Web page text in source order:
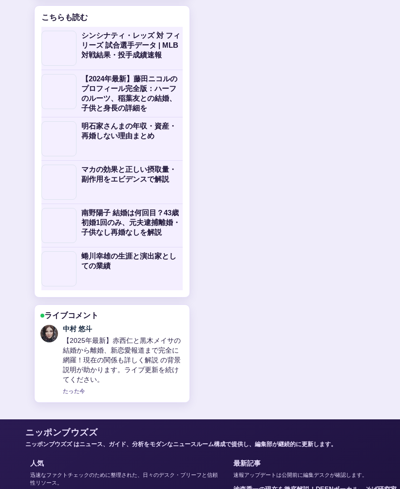
こちらも読む
シンシナティ・レッズ 対 フィ
リーズ 試合選手データ | MLB
対戦結果・投手成績速報
【2024年最新】藤田ニコルの
プロフィール完全版：ハーフ
のルーツ、稲葉友との結婚、
子供と身長の詳細を
明石家さんまの年収・資産・
再婚しない理由まとめ
マカの効果と正しい摂取量・
副作用をエビデンスで解説
南野陽子 結婚は何回目？43歳
初婚1回のみ、元夫逮捕離婚・
子供なし再婚なしを解説
蜷川幸雄の生涯と演出家とし
ての業績
ライブコメント
山本 葵
池森秀一の現在を徹底解説！DEENボー
カル、そば研究家、YouTuberとしての
活動、年齢、結婚、年収、叙々苑カッ
プ参加まで の報道は丁寧で、流れを追
いやすいです。
3 分前
ニッポンブウズズ
ニッポンブウズズ はニュース、ガイド、分析をモダンなニュースルーム構成で提供し、編集部が継続的に更新します。
人気
迅速なファクトチェックのために整理された、日々のデスク・ブリーフと信頼
性リソース。
最新記事
速報アップデートは公開前に編集デスクが確認します。